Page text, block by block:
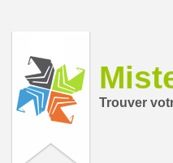
Trouver